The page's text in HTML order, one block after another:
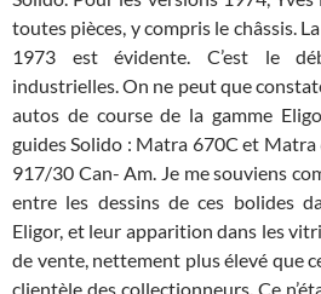
toutes pièces, y compris le châssis.
1973 est évidente. C’est le
industrielles. On ne peut que
autos de course de la gamme
guides Solido : Matra 670C et Matra
917/30 Can- Am. Je me souviens
entre les dessins de ces bolides
Eligor, et leur apparition dans les
de vente, nettement plus élevé que
clientèle des collectionneurs. Ce